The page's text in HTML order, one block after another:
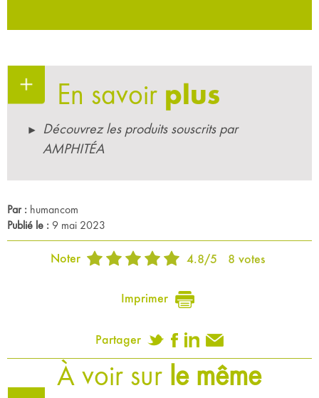
En savoir plus
Découvrez les produits souscrits par
AMPHITÉA
Par : humancom
Publié le : 9 mai 2023
Noter 4.8/5 8 votes
Imprimer
Partager
À voir sur le même